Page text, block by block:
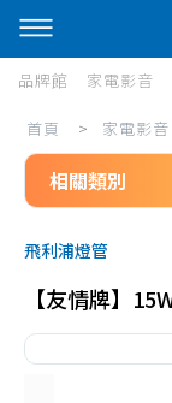
熱門搜尋
風扇
Iphone 17
品牌館 家電影音
家
電
影
音/
家
首頁 > 家電影音
相關類別
免治馬桶座
飛利浦燈管
【友情牌】